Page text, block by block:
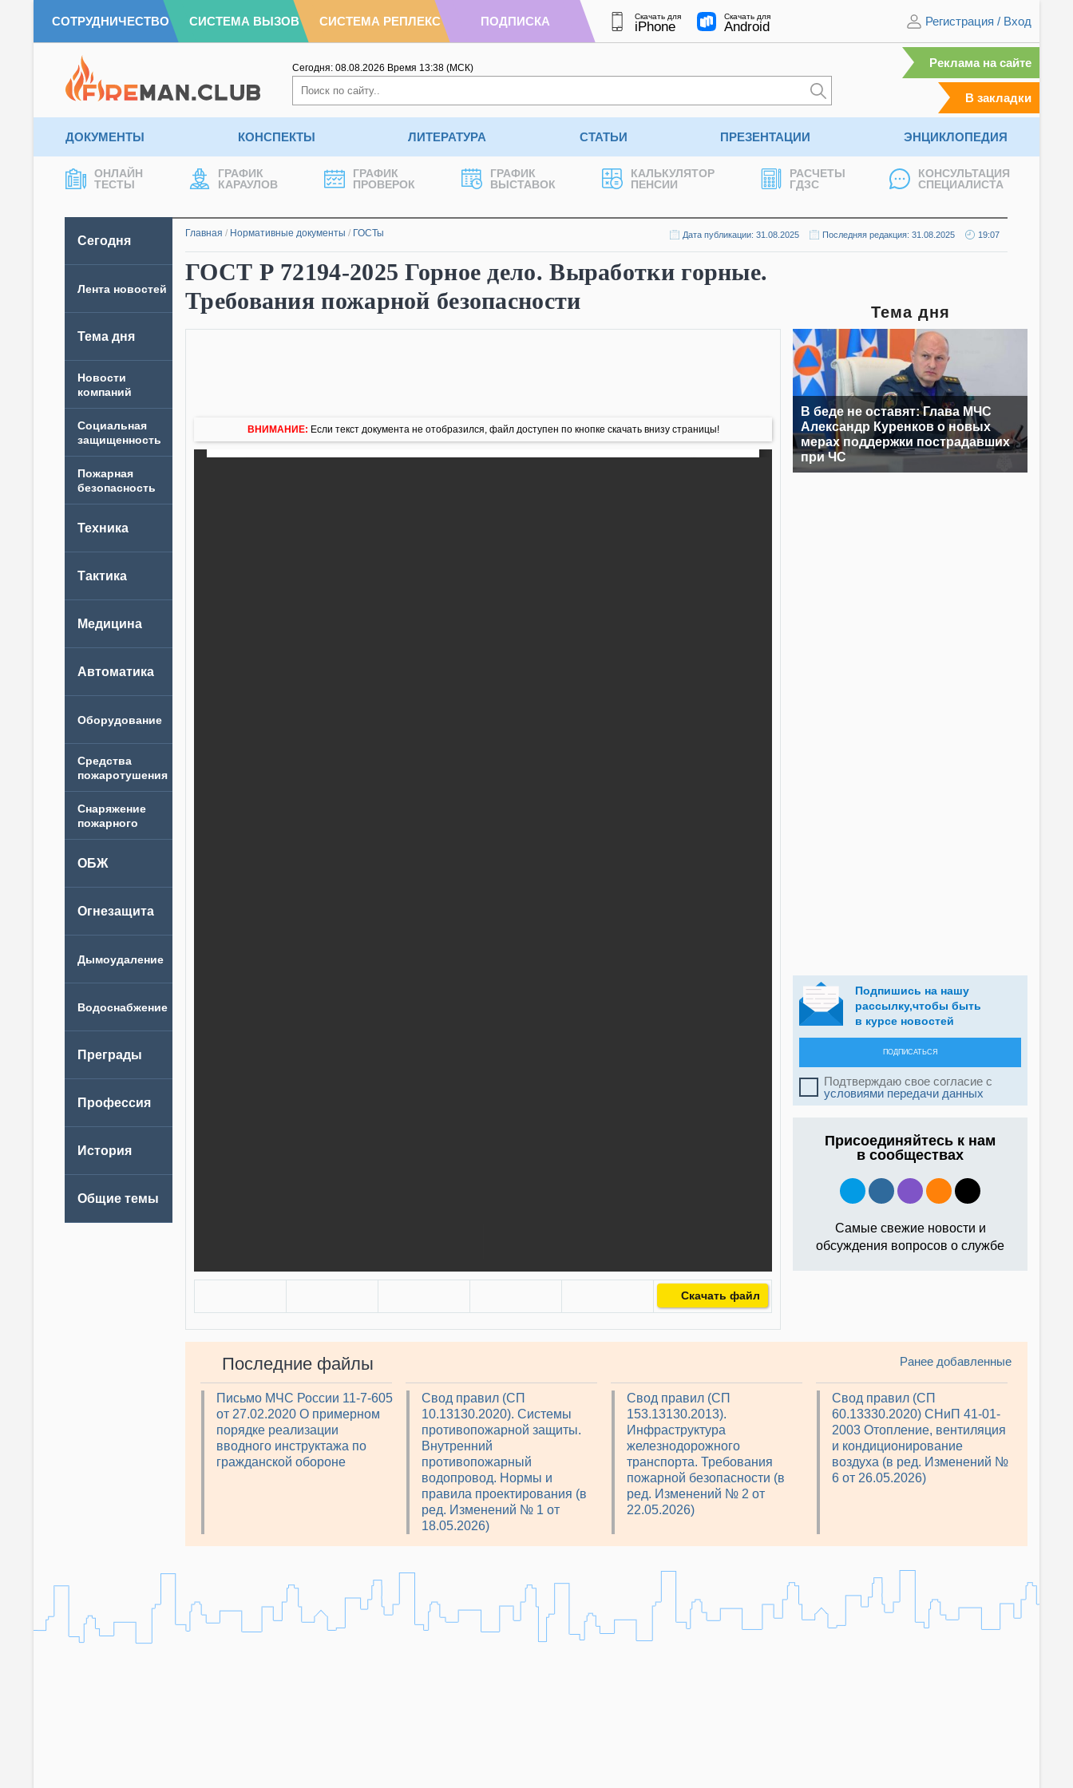
СОТРУДНИЧЕСТВО СИСТЕМА ВЫЗОВ СИСТЕМА РЕПЛЕКС ПОДПИСКА Скачать для
iPhone
Скачать для
Android Регистрация / Вход
Сегодня: 08.08.2026 Время 13:38 (МСК) Реклама на сайте
В закладки
ДОКУМЕНТЫ КОНСПЕКТЫ ЛИТЕРАТУРА СТАТЬИ ПРЕЗЕНТАЦИИ ЭНЦИКЛОПЕДИЯ
ОНЛАЙН
ТЕСТЫ
ГРАФИК
КАРАУЛОВ
ГРАФИК
ПРОВЕРОК
ГРАФИК
ВЫСТАВОК
КАЛЬКУЛЯТОР
ПЕНСИИ
РАСЧЕТЫ
ГДЗС
КОНСУЛЬТАЦИЯ
СПЕЦИАЛИСТА
Сегодня
Лента новостей
Тема дня
Новости
компаний
Главная / Нормативные документы / ГОСТы Дата публикации: 31.08.2025 Последняя редакция: 31.08.2025 19:07
ГОСТ Р 72194-2025 Горное дело. Выработки горные.
Требования пожарной безопасности
ВНИМАНИЕ: Если текст документа не отобразился, файл доступен по кнопке скачать внизу страницы!
Скачать файл
Тема дня
В беде не оставят: Глава МЧС
Александр Куренков о новых
мерах поддержки пострадавших
при ЧС
Подпишись на нашу
рассылку,чтобы быть
в курсе новостей
ПОДПИСАТЬСЯ
Подтверждаю свое согласие с
условиями передачи данных
Присоединяйтесь к нам
в сообществах
Самые свежие новости и
обсуждения вопросов о службе
Последние файлы
Письмо МЧС России 11-7-605
от 27.02.2020 О примерном
порядке реализации
вводного инструктажа по
гражданской обороне
Свод правил (СП
10.13130.2020). Системы
противопожарной защиты.
Внутренний
противопожарный
водопровод. Нормы и
правила проектирования (в
ред. Изменений № 1 от
18.05.2026)
Свод правил (СП
153.13130.2013).
Инфраструктура
железнодорожного
транспорта. Требования
пожарной безопасности (в
ред. Изменений № 2 от
22.05.2026)
Свод правил (СП
60.13330.2020) СНиП 41-01-
2003 Отопление, вентиляция
и кондиционирование
воздуха (в ред. Изменений №
6 от 26.05.2026)
Ранее добавленные